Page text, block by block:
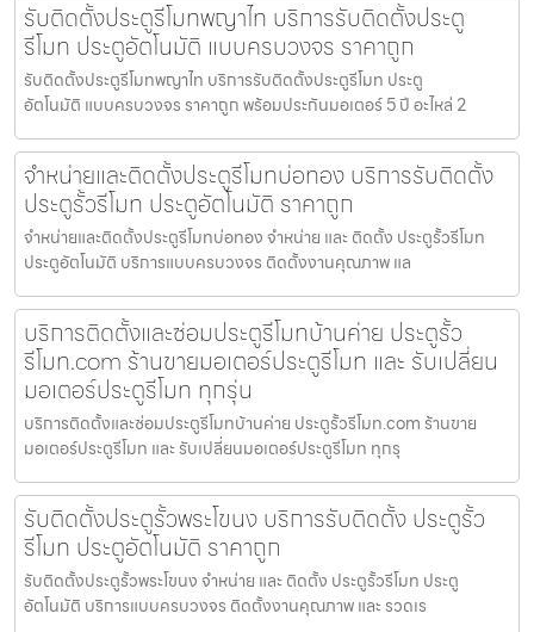
รับติดตั้งประตูรีโมทพญาไท บริการรับติดตั้งประตู
รีโมท ประตูอัตโนมัติ แบบครบวงจร ราคาถูก
รับติดตั้งประตูรีโมทพญาไท บริการรับติดตั้งประตูรีโมท ประตู
อัตโนมัติ แบบครบวงจร ราคาถูก พร้อมประกันมอเตอร์ 5 ปี อะไหล่ 2
จำหน่ายและติดตั้งประตูรีโมทบ่อทอง บริการรับติดตั้ง
ประตูรั้วรีโมท ประตูอัตโนมัติ ราคาถูก
จำหน่ายและติดตั้งประตูรีโมทบ่อทอง จำหน่าย และ ติดตั้ง ประตูรั้วรีโมท
ประตูอัตโนมัติ บริการแบบครบวงจร ติดตั้งงานคุณภาพ แล
บริการติดตั้งและซ่อมประตูรีโมทบ้านค่าย ประตูรั้ว
รีโมท.com ร้านขายมอเตอร์ประตูรีโมท และ รับเปลี่ยน
มอเตอร์ประตูรีโมท ทุกรุ่น
บริการติดตั้งและซ่อมประตูรีโมทบ้านค่าย ประตูรั้วรีโมท.com ร้านขาย
มอเตอร์ประตูรีโมท และ รับเปลี่ยนมอเตอร์ประตูรีโมท ทุกรุ
รับติดตั้งประตูรั้วพระโขนง บริการรับติดตั้ง ประตูรั้ว
รีโมท ประตูอัตโนมัติ ราคาถูก
รับติดตั้งประตูรั้วพระโขนง จำหน่าย และ ติดตั้ง ประตูรั้วรีโมท ประตู
อัตโนมัติ บริการแบบครบวงจร ติดตั้งงานคุณภาพ และ รวดเร